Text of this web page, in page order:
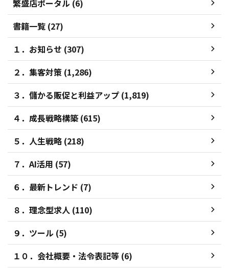
繁盛店ポータル (6)
書籍一覧 (27)
１．お知らせ (307)
２．集客対策 (1,286)
３．儲かる販促と利益アップ (1,819)
４．成長戦略構築 (615)
５．人生戦略 (218)
７．AI活用 (57)
６．最新トレンド (7)
８．理念型求人 (110)
９．ツール (5)
１０．会社概要・法令表記等 (6)